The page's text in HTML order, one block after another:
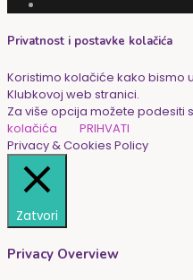
Privatnost i postavke kolačića
Koristimo kolačiće kako bismo
Klubkovoj web stranici.
Za više opcija možete podesiti
kolačića
PRIHVATI
Privacy & Cookies Policy
Zatvori
Privacy Overview